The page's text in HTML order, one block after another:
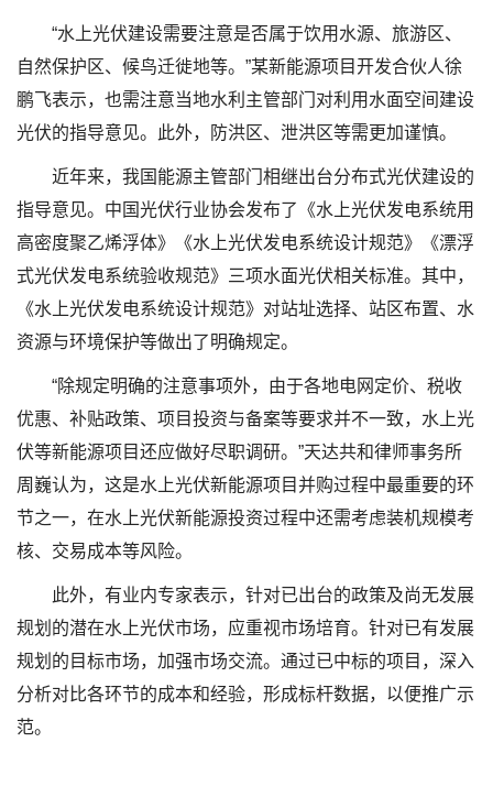
“水上光伏建设需要注意是否属于饮用水源、旅游区、
自然保护区、候鸟迁徙地等。”某新能源项目开发合伙人徐
鹏飞表示，也需注意当地水利主管部门对利用水面空间建设
光伏的指导意见。此外，防洪区、泄洪区等需更加谨慎。
近年来，我国能源主管部门相继出台分布式光伏建设的
指导意见。中国光伏行业协会发布了《水上光伏发电系统用
高密度聚乙烯浮体》《水上光伏发电系统设计规范》《漂浮
式光伏发电系统验收规范》三项水面光伏相关标准。其中，
《水上光伏发电系统设计规范》对站址选择、站区布置、水
资源与环境保护等做出了明确规定。
“除规定明确的注意事项外，由于各地电网定价、税收
优惠、补贴政策、项目投资与备案等要求并不一致，水上光
伏等新能源项目还应做好尽职调研。”天达共和律师事务所
周巍认为，这是水上光伏新能源项目并购过程中最重要的环
节之一，在水上光伏新能源投资过程中还需考虑装机规模考
核、交易成本等风险。
此外，有业内专家表示，针对已出台的政策及尚无发展
规划的潜在水上光伏市场，应重视市场培育。针对已有发展
规划的目标市场，加强市场交流。通过已中标的项目，深入
分析对比各环节的成本和经验，形成标杆数据，以便推广示
范。